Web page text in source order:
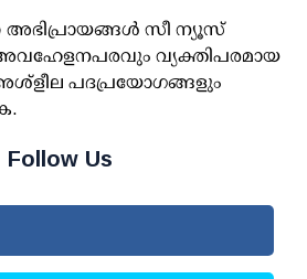
സീ ന്യൂസ്
വ്യക്തിപരമായ
പദപ്രയോഗങ്ങളും
Follow Us